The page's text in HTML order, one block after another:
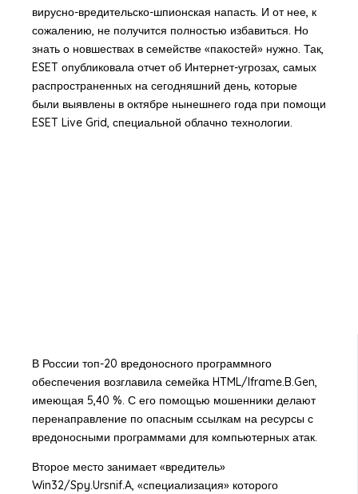
вирусно-вредительско-шпионская напасть. И от нее, к
сожалению, не получится полностью избавиться. Но
знать о новшествах в семействе «пакостей» нужно. Так,
ESET опубликовала отчет об Интернет-угрозах, самых
распространенных на сегодняшний день, которые
были выявлены в октябре нынешнего года при помощи
ESET Live Grid, специальной облачно технологии.
В России топ-20 вредоносного программного
обеспечения возглавила семейка HTML/Iframe.B.Gen,
имеющая 5,40 %. С его помощью мошенники делают
перенаправление по опасным ссылкам на ресурсы с
вредоносными программами для компьютерных атак.
Второе место занимает «вредитель»
Win32/Spy.Ursnif.A, «специализация» которого